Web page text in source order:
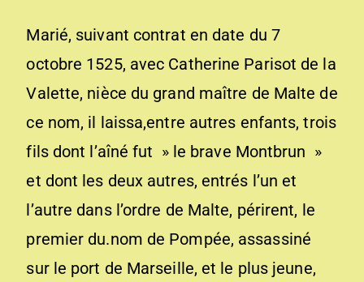
Marié, suivant contrat en date du 7
octobre 1525, avec Catherine Parisot de la
Valette, nièce du grand maître de Malte de
ce nom, il laissa,entre autres enfants, trois
fils dont l’aîné fut » le brave Montbrun »
et dont les deux autres, entrés l’un et
l’autre dans l’ordre de Malte, périrent, le
premier du.nom de Pompée, assassiné
sur le port de Marseille, et le plus jeune,